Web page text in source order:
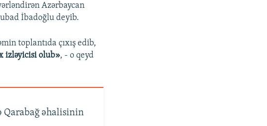
Azərbaycan
İbadoğlu deyib.
toplantıda çıxış edib,
izləyicisi olub», - o qeyd
Qarabağ əhalisinin